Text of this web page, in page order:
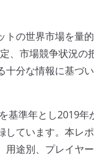
の世界市場を量
、市場競争状況
十分な情報に基づ
基準年とし2019
しています。本レ
用途別、プレイヤ